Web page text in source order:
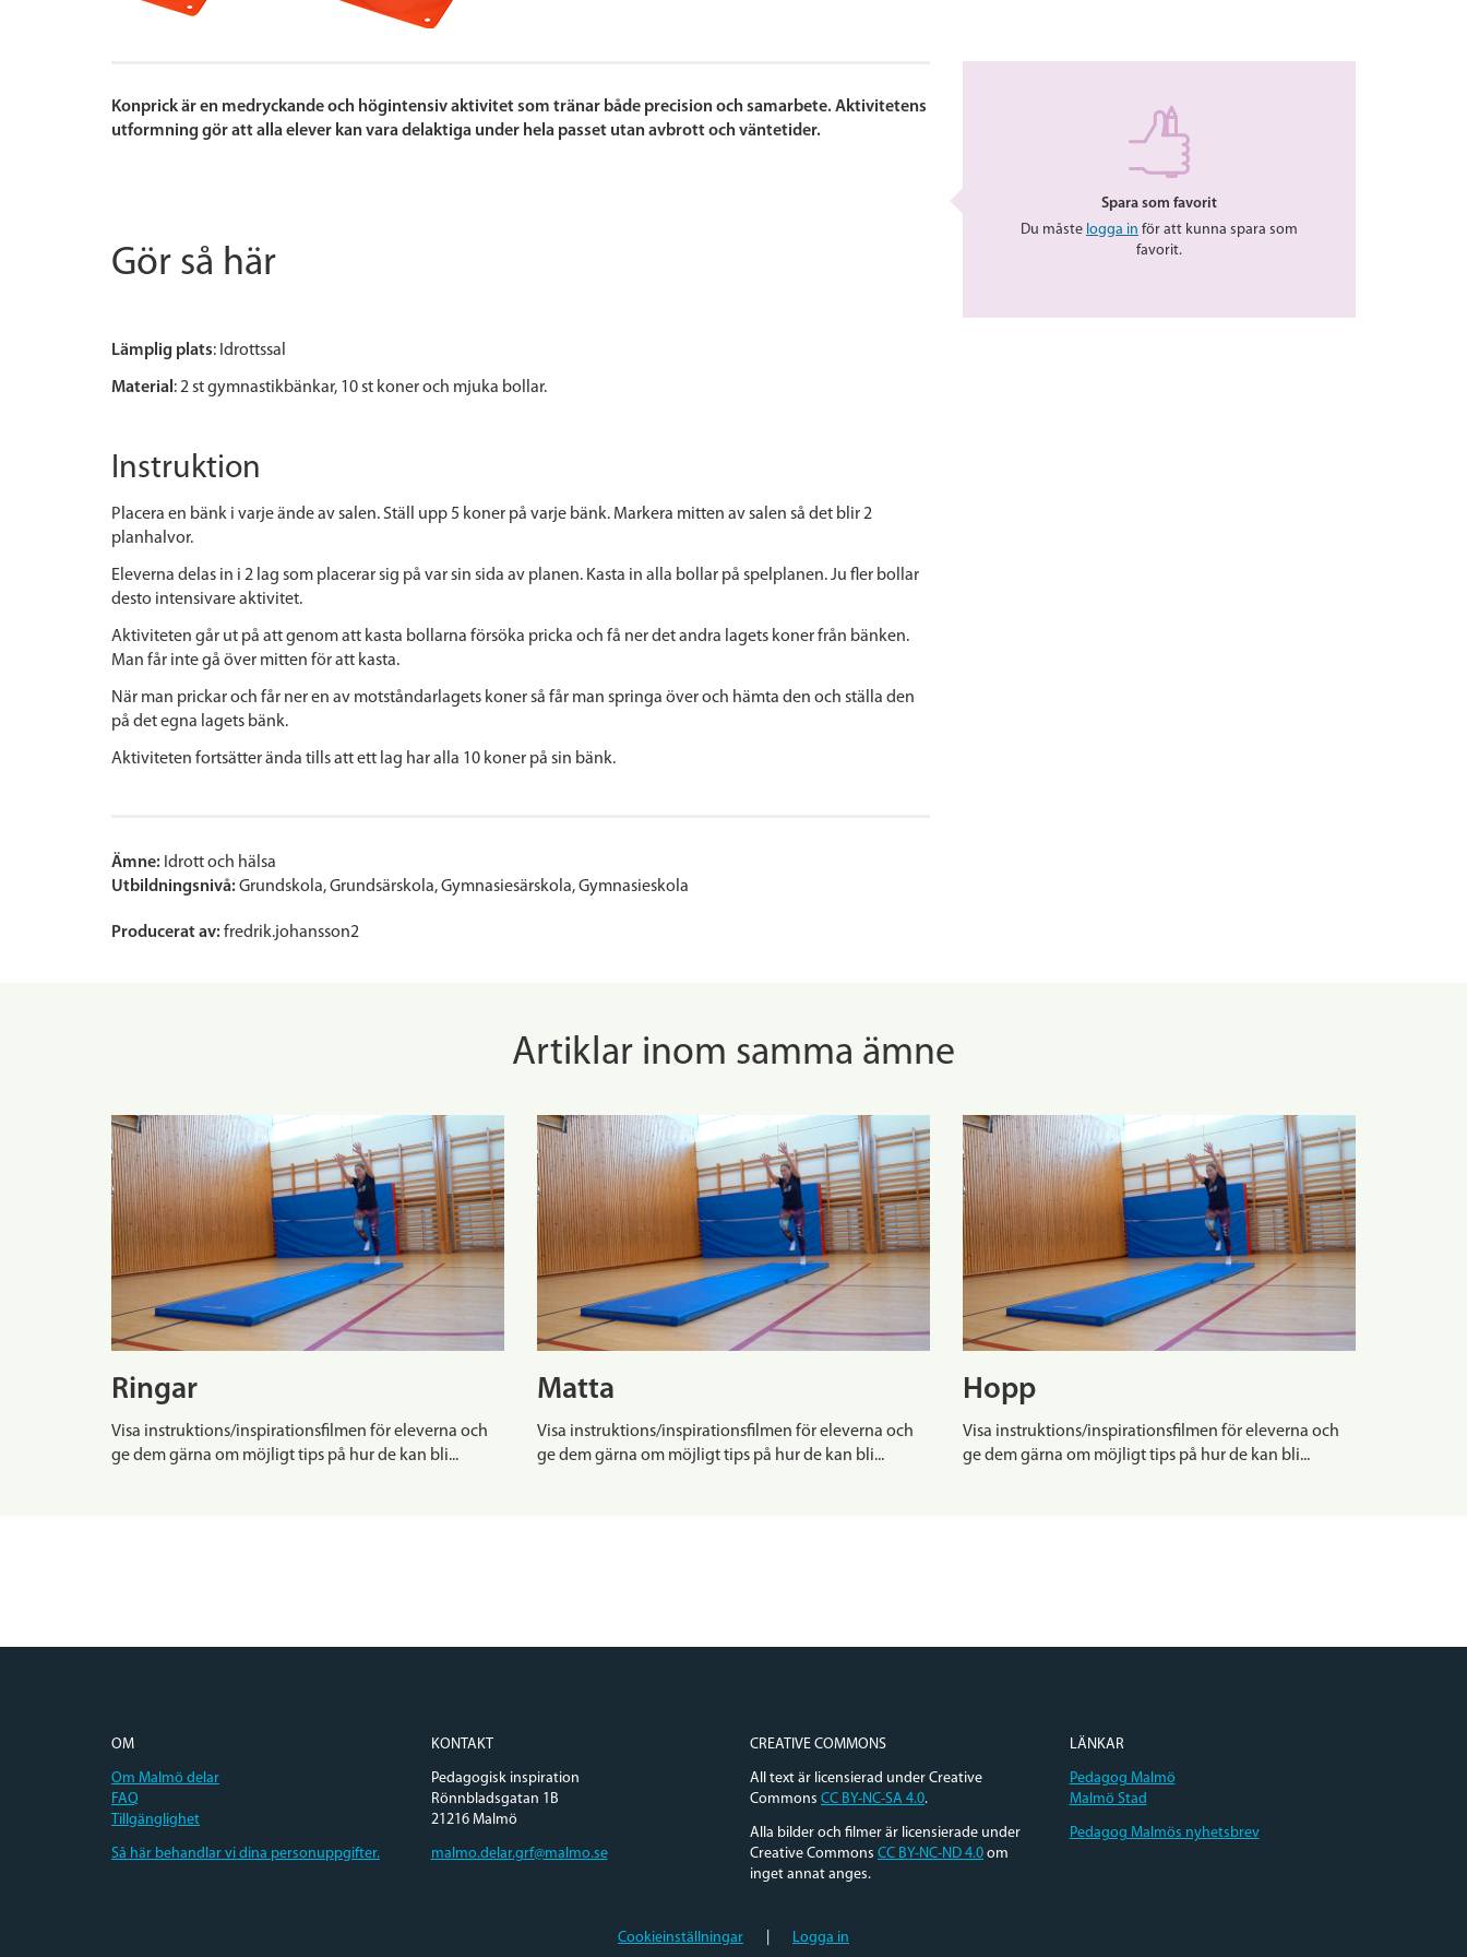
Konprick är en medryckande och högintensiv aktivitet som tränar både precision och samarbete. Aktivitetens
utformning gör att alla elever kan vara delaktiga under hela passet utan avbrott och väntetider.
Gör så här
Lämplig plats: Idrottssal
Material : 2 st gymnastikbänkar, 10 st koner och mjuka bollar.
Instruktion
Placera en bänk i varje ände av salen. Ställ upp 5 koner på varje bänk. Markera mitten av salen så det blir 2
planhalvor.
Eleverna delas in i 2 lag som placerar sig på var sin sida av planen. Kasta in alla bollar på spelplanen. Ju fler bollar
desto intensivare aktivitet.
Aktiviteten går ut på att genom att kasta bollarna försöka pricka och få ner det andra lagets koner från bänken.
Man får inte gå över mitten för att kasta.
När man prickar och får ner en av motståndarlagets koner så får man springa över och hämta den och ställa den
på det egna lagets bänk.
Aktiviteten fortsätter ända tills att ett lag har alla 10 koner på sin bänk.
Ämne: Idrott och hälsa
Utbildningsnivå: Grundskola Grundsärskola Gymnasiesärskola Gymnasieskola
Producerat av: fredrik.johansson2
Spara som favorit
Du måste logga in för att kunna spara som
favorit.
Artiklar inom samma ämne
Ringar
Visa instruktions/inspirationsfilmen för eleverna och
ge dem gärna om möjligt tips på hur de kan bli...
Matta
Visa instruktions/inspirationsfilmen för eleverna och
ge dem gärna om möjligt tips på hur de kan bli...
Hopp
Visa instruktions/inspirationsfilmen för eleverna och
ge dem gärna om möjligt tips på hur de kan bli...
OM
Om Malmö delar
FAQ
Tillgänglighet
Så här behandlar vi dina personuppgifter.
KONTAKT
Pedagogisk inspiration
Rönnbladsgatan 1B
21216 Malmö
malmo.delar.grf@malmo.se
CREATIVE COMMONS
All text är licensierad under Creative
Commons CC BY-NC-SA 4.0.
Alla bilder och filmer är licensierade under
Creative Commons CC BY-NC-ND 4.0 om
inget annat anges.
LÄNKAR
Pedagog Malmö
Malmö Stad
Pedagog Malmös nyhetsbrev
Cookieinställningar Logga in